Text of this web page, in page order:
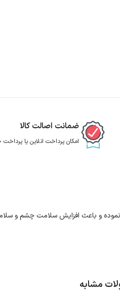
ضمانت اصالت کالا
امکان پرداخت انلاین یا
نموده و باعث افزایش سلامت چشم و
مشابه